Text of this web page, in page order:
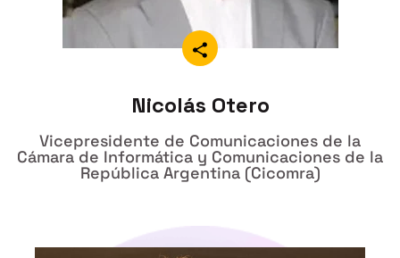
Nicolás Otero
Vicepresidente de Comunicaciones de la
Cámara de Informática y Comunicaciones de la
República Argentina (Cicomra)